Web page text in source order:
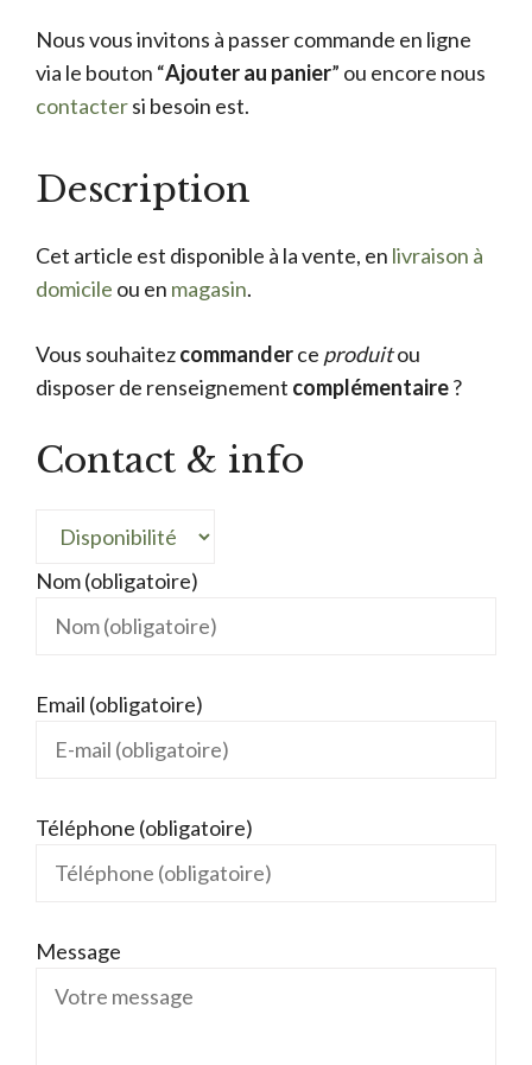
Nous vous invitons à passer commande en ligne
via le bouton “Ajouter au panier” ou encore nous
contactersi besoin est.
Description
Cet article est disponible à la vente, en livraison à
domicile ou en magasin.
Vous souhaitezcommanderce produitou
disposer de renseignement complémentaire?
Contact & info
Nom (obligatoire)
Email (obligatoire)
Téléphone (obligatoire)
Message